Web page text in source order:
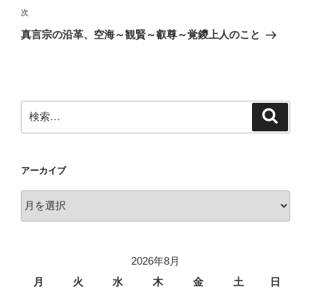
ビ
ゲ
ン
稿
次
の
次
真言宗の沿革、空海～観賢～叡尊～覚鑁上人のこと
索:
アーカイブ
ー
2026年8月
月
火 水 木 金 土 日